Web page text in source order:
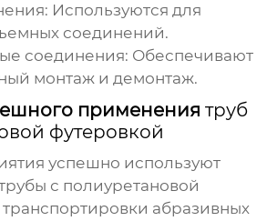
Используются для
соединений.
соединения: Обеспечивают
монтаж и демонтаж.
применениятруб
футеровкой
успешно используют
с полиуретановой
транспортировки абразивных